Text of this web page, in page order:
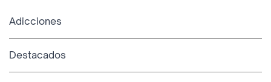
Adicciones
Destacados